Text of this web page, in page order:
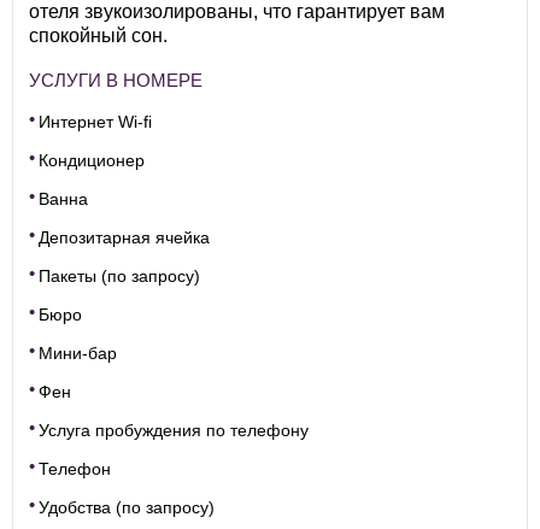
отеля звукоизолированы, что гарантирует вам
спокойный сон.
УСЛУГИ В НОМЕРЕ
Интернет Wi-fi
Кондиционер
Ванна
Депозитарная ячейка
Пакеты (по запросу)
Бюро
Мини-бар
Фен
Услуга пробуждения по телефону
Телефон
Удобства (по запросу)